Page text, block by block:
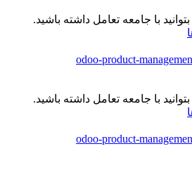
با جامعه تعامل داشته باشید.
odoo-product-
با جامعه تعامل داشته باشید.
odoo-product-